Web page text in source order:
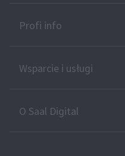
Profi info
Wsparcie i usługi
O Saal Digital